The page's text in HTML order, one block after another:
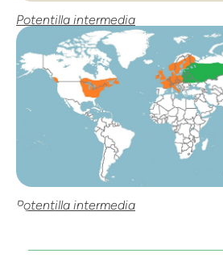
Potentilla intermedia
Potentilla intermedia